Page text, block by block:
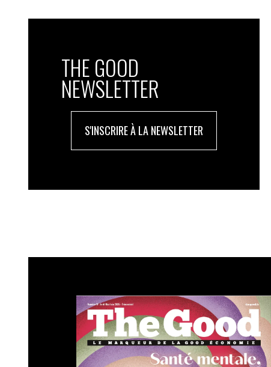
THE GOOD
NEWSLETTER
S'INSCRIRE À LA NEWSLETTER